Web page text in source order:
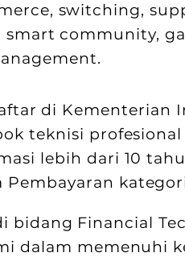
​switching,
smart community,
di Kementerian
teknisi
lebih dari 10
bidang Financial
dalam memenuhi